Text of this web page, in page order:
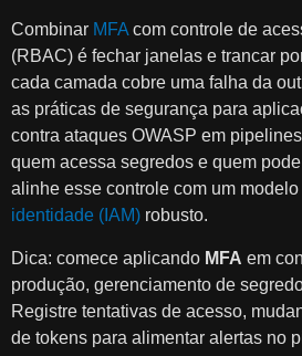
Combinar MFAcom controle de
(RBAC) é fechar janelas e trancar
cada camada cobre uma falha da
as práticas de segurança para
contra ataques OWASP em
quem acessa segredos e quem
alinhe esse controle com um modelo
identidade (IAM) robusto.
Dica: comece aplicando MFA em
produção, gerenciamento de
Registre tentativas de acesso,
de tokens para alimentar alertas no